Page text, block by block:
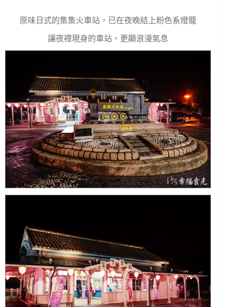
原味日式的集集火車站，已在夜晚結上粉色系燈籠
讓夜裡現身的車站，更顯浪漫氣息